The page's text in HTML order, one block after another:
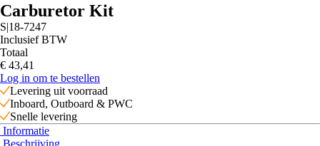
Carburetor Kit
S|18-7247
Inclusief BTW
Totaal
€ 43,41
Log in om te bestellen
Levering uit voorraad
Inboard, Outboard & PWC
Snelle levering
Informatie
Beschrijving